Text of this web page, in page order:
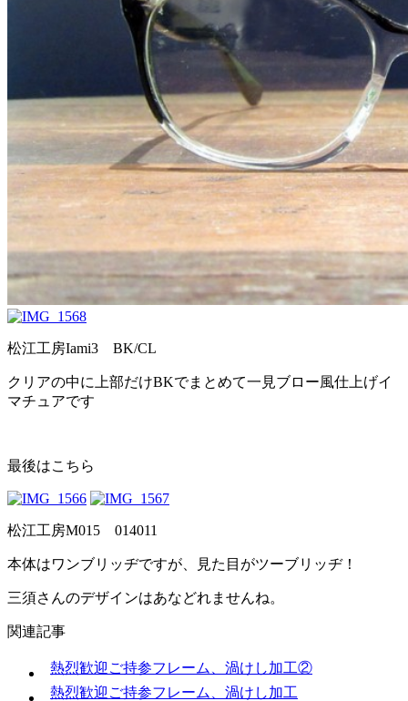
松江工房Iami3 BK/CL
クリアの中に上部だけBKでまとめて一見ブロー風仕上げイ
マチュアです
最後はこちら
松江工房M015 014011
本体はワンブリッヂですが、見た目がツーブリッヂ！
三須さんのデザインはあなどれませんね。
関連記事
熱烈歓迎ご持参フレーム、渦けし加工②
熱烈歓迎ご持参フレーム、渦けし加工